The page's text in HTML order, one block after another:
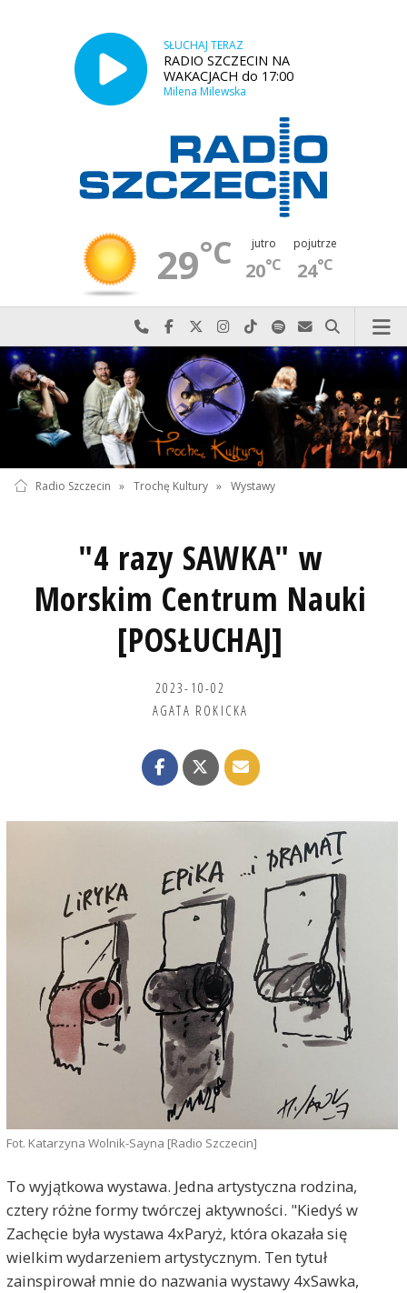
SŁUCHAJ TERAZ
RADIO SZCZECIN NA
WAKACJACH do 17:00
Milena Milewska
29°C jutro
20°C
pojutrze
24°C
Najlepiej po prostu do nas zadzwoń
Odwiedź nas na Facebook-u
Odwiedź nas na X
Odwiedź nas na Instagram-ie
Odwiedź nas na TikTok-u
Szukaj nas na Spotify
Wyślij do nas
Szukaj
Radio Szczecin » Trochę Kultury » Wystawy
"4 razy SAWKA" w
Morskim Centrum Nauki
[POSŁUCHAJ]
2023-10-02
AGATA ROKICKA
Fot. Katarzyna Wolnik-Sayna [Radio Szczecin]
To wyjątkowa wystawa. Jedna artystyczna rodzina,
cztery różne formy twórczej aktywności. "Kiedyś w
Zachęcie była wystawa 4xParyż, która okazała się
wielkim wydarzeniem artystycznym. Ten tytuł
zainspirował mnie do nazwania wystawy 4xSawka,